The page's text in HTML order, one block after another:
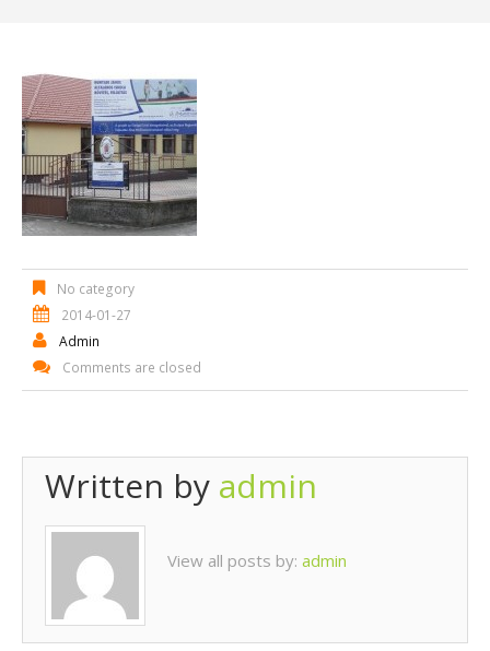
No category
2014-01-27
Admin
Comments are closed
Written by admin
View all posts by: admin